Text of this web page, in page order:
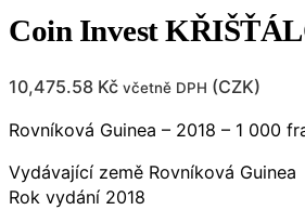
Coin Invest
10,475.58 Kč včetně DPH (CZK)
Rovníková Guinea – 2018 – 1 000
Vydávající země Rovníková Guinea
Rok vydání 2018